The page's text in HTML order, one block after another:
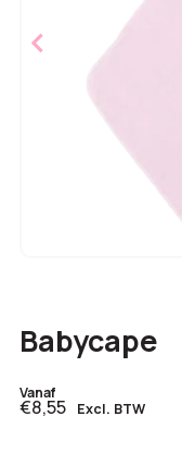
Babycape
Vanaf
€8,55 Excl. BTW